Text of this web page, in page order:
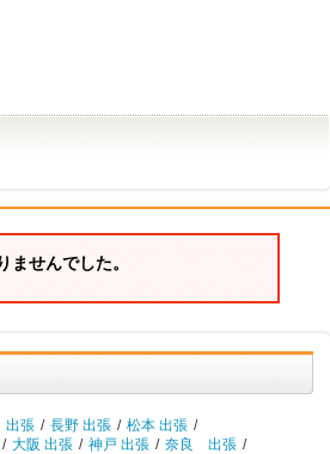
せんでした。
張 / 長野 出張 / 松本 出張 /
/ 大阪 出張 / 神戸 出張 / 奈良 出張 /